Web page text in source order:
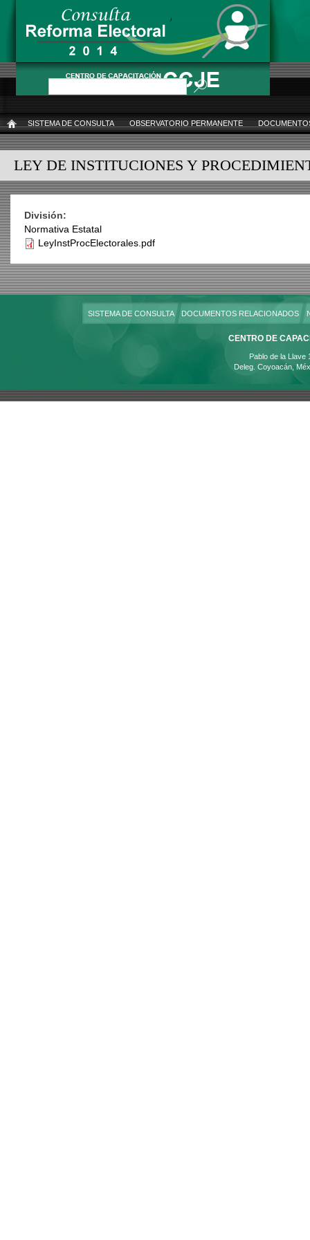
contenido
SISTEMA DE CONSULTA OBSERVATORIO PERMANENTE
LEY DE INSTITUCIONES Y
División:
Normativa Estatal
LeyInstProcElectorales.pdf
SISTEMA DE CONSULTA DOCUMENTOS RELACIONADOS
CENTRO DE
Pablo de la Llave
Deleg. Coyoacán,